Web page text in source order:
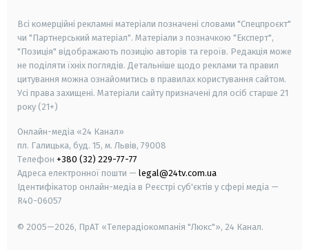
Всі комерційні рекламні матеріали позначені словами "Спецпроєкт"
чи "Партнерський матеріал". Матеріали з позначкою "Експерт",
"Позиція" відображають позицію авторів та героїв. Редакція може
не поділяти їхніх поглядів. Детальніше щодо реклами та правил
цитування можна ознайомитись в правилах користування сайтом.
Усі права захищені. Матеріали сайту призначені для осіб старше 21
року (21+)
Онлайн-медіа «24 Канал»
пл. Галицька, буд. 15, м. Львів, 79008
Телефон +380 (32) 229-77-77
Адреса електронної пошти — legal@24tv.com.ua
Ідентифікатор онлайн-медіа в Реєстрі суб'єктів у сфері медіа —
R40-06057
© 2005—2026, ПрАТ «Телерадіокомпанія "Люкс"», 24 Канал.